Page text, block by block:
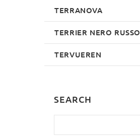
TERRANOVA
TERRIER NERO RUSSO
TERVUEREN
SEARCH